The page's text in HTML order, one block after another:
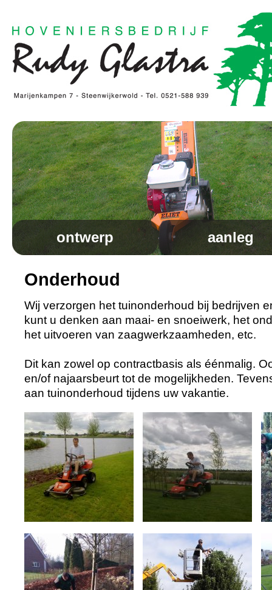
Onderhoud
Wij verzorgen het tuinonderhoud bij bedrijven
kunt u denken aan maai- en snoeiwerk, het
het uitvoeren van zaagwerkzaamheden, etc.
Dit kan zowel op contractbasis als éénmalig.
en/of najaarsbeurt tot de mogelijkheden.
aan tuinonderhoud tijdens uw vakantie.
ontwerp aanleg